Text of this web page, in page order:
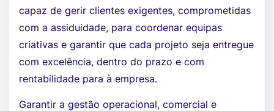
capaz de gerir clientes exigentes, comprometidas
com a assiduidade, para coordenar equipas
criativas e garantir que cada projeto seja entregue
com excelência, dentro do prazo e com
rentabilidade para à empresa.
Garantir a gestão operacional, comercial e